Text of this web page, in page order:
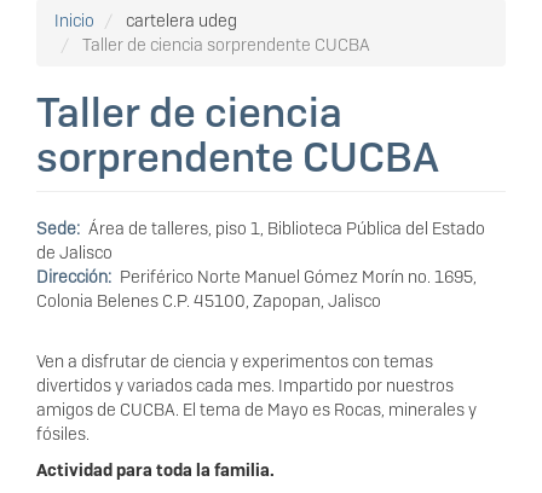
Inicio
cartelera udeg
Taller de ciencia sorprendente CUCBA
Taller de ciencia
sorprendente CUCBA
Sede Área de talleres, piso 1, Biblioteca Pública del Estado
de Jalisco
Dirección
Periférico Norte Manuel Gómez Morín no. 1695,
Colonia Belenes C.P. 45100, Zapopan, Jalisco
Ven a disfrutar de ciencia y experimentos con temas
divertidos y variados cada mes. Impartido por nuestros
amigos de CUCBA. El tema de Mayo es Rocas, minerales y
fósiles.
Actividad para toda la familia.